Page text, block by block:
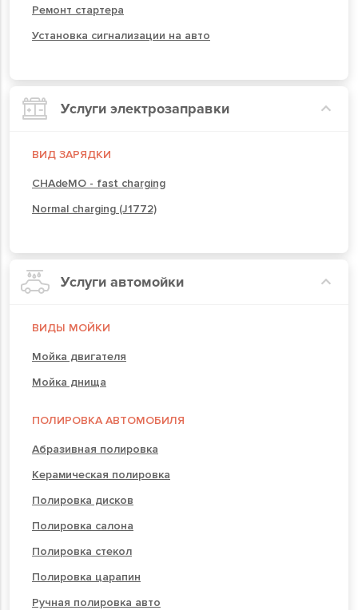
Ремонт стартера
Установка сигнализации на авто
Услуги электрозаправки
ВИД ЗАРЯДКИ
CHAdeMO - fast charging
Normal charging (J1772)
Услуги автомойки
ВИДЫ МОЙКИ
Мойка двигателя
Мойка днища
ПОЛИРОВКА АВТОМОБИЛЯ
Абразивная полировка
Керамическая полировка
Полировка дисков
Полировка салона
Полировка стекол
Полировка царапин
Ручная полировка авто